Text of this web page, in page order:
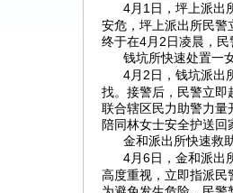
4月1日，坪上派出
安危，坪上派出所民警
终于在4月2日凌晨，民
钱坑所快速处置一
4月2日，钱坑派出
找。接警后，民警立即
联合辖区民力助警力量
陪同林女士安全护送回
金和派出所快速救
4月6日，金和派出
高度重视，立即指派民